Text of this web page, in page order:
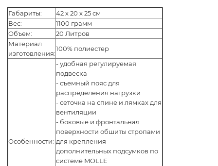
Габариты:
42 х 20 х 25 см
Вес:
1100 грамм
Объем:
20 Литров
Материал
изготовления:
100% полиестер
Особенности:
- удобная регулируемая
подвеска
- съемный пояс для
распределения нагрузки
- сеточка на спине и лямках для
вентиляции
- боковые и фронтальная
поверхности обшиты стропами
для крепления
дополнительных подсумков по
системе MOLLE